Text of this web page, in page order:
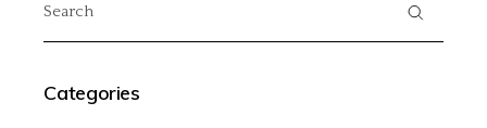
Categories